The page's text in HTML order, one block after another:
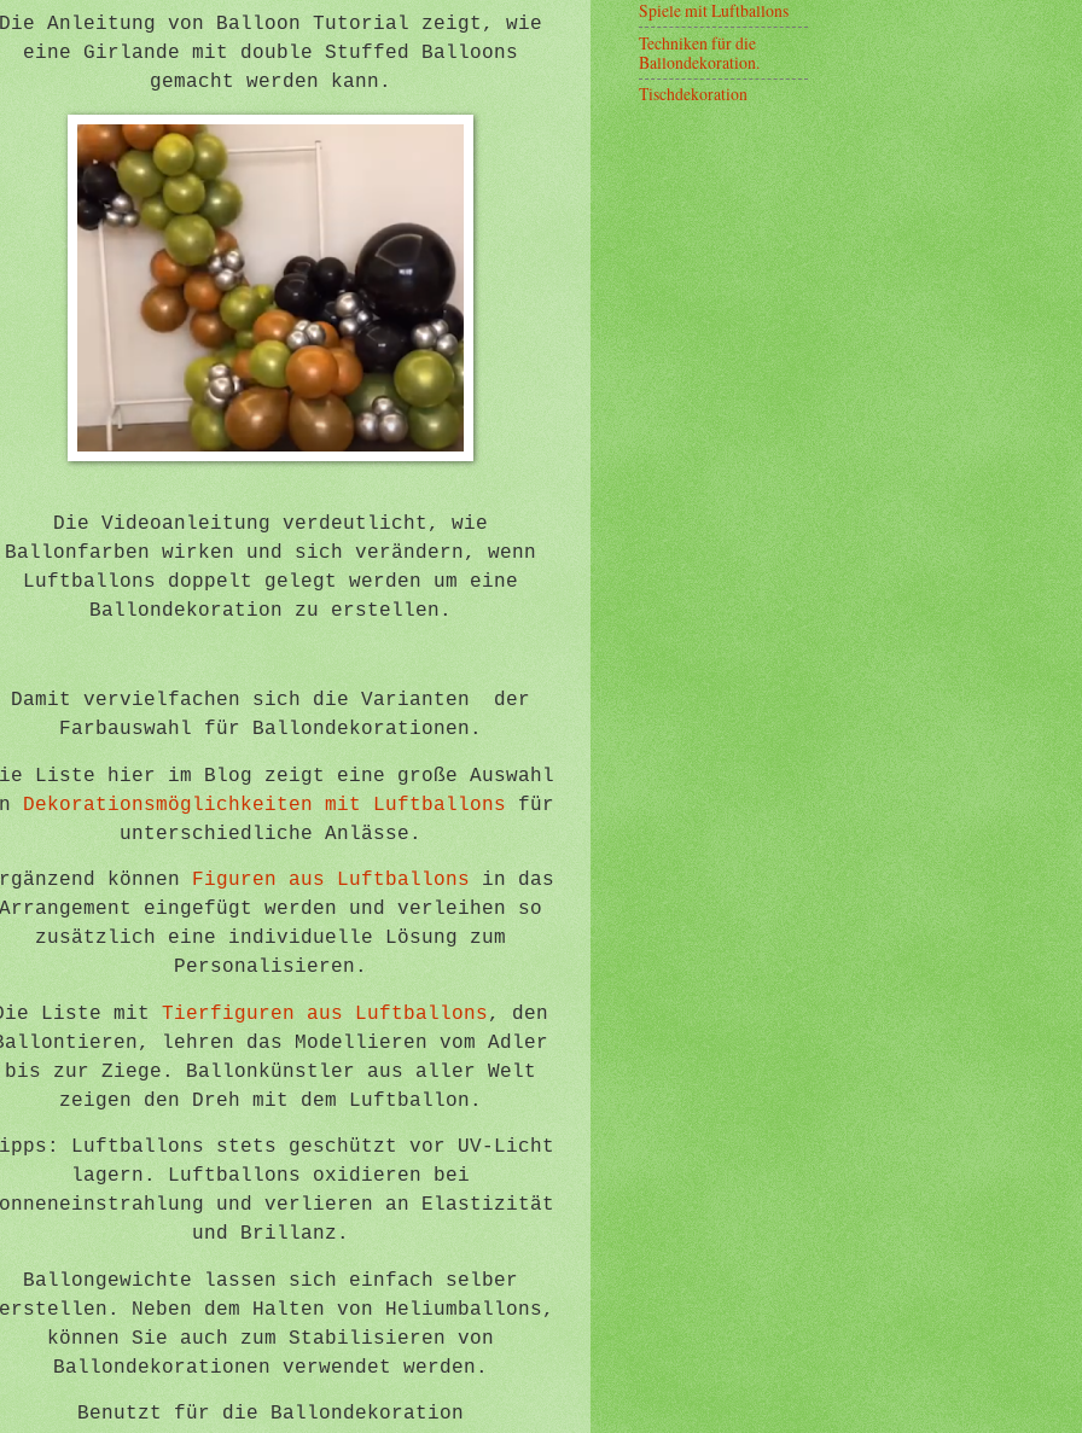
Die Anleitung von Balloon Tutorial zeigt, wie
eine Girlande mit double Stuffed Balloons
gemacht werden kann.
Die Videoanleitung verdeutlicht, wie
Ballonfarben wirken und sich verändern, wenn
Luftballons doppelt gelegt werden um eine
Ballondekoration zu erstellen.
Damit vervielfachen sich die Varianten der
Farbauswahl für Ballondekorationen.
Liste hier im Blog zeigt eine große Auswahl
Dekorationsmöglichkeiten mit Luftballons für
unterschiedliche Anlässe.
können Figuren aus Luftballons in das
Arrangement eingefügt werden und verleihen so
zusätzlich eine individuelle Lösung zum
Personalisieren.
Liste mit Tierfiguren aus Luftballons, den
lehren das Modellieren vom Adler
bis zur Ziege. Ballonkünstler aus aller Welt
zeigen den Dreh mit dem Luftballon.
Luftballons stets geschützt vor UV-Licht
lagern. Luftballons oxidieren bei
und verlieren an Elastizität
und Brillanz.
Ballongewichte lassen sich einfach selber
Neben dem Halten von Heliumballons,
können Sie auch zum Stabilisieren von
Ballondekorationen verwendet werden.
Benutzt für die Ballondekoration
Spiele mit Luftballons
Techniken für die
Ballondekoration.
Tischdekoration